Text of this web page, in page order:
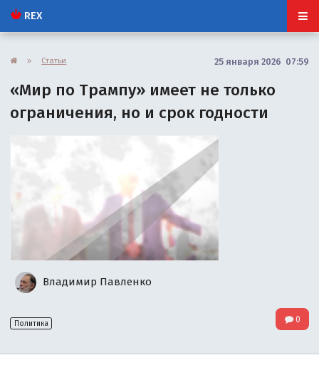
REX
» Статьи 25 января 2026 07:59
«Мир по Трампу» имеет не только
ограничения, но и срок годности
Владимир Павленко
Политика 0